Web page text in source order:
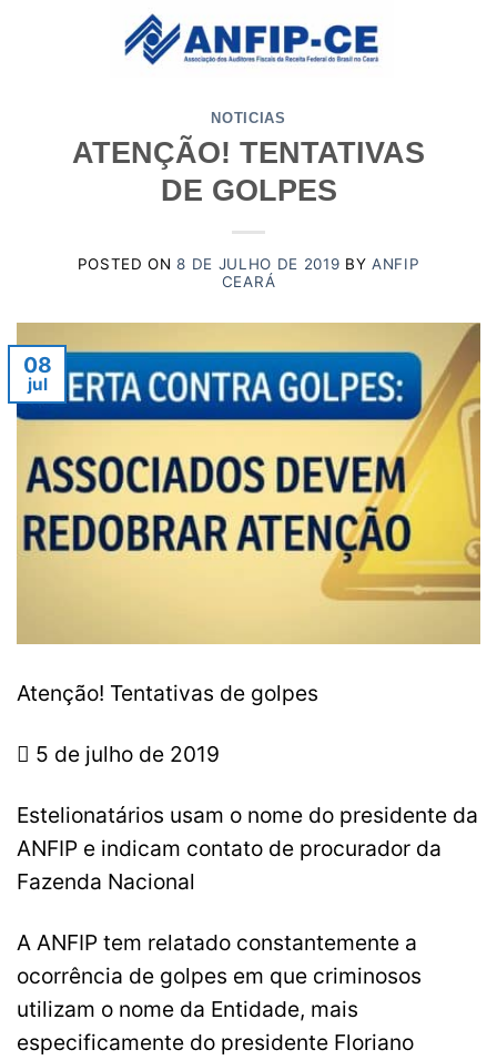
NOTICIAS
ATENÇÃO! TENTATIVAS
DE GOLPES
POSTED ON8 DE JULHO DE 2019 BYANFIP
CEARÁ
08
jul
Atenção! Tentativas de golpes
 5 de julho de 2019
Estelionatários usam o nome do presidente da
ANFIP e indicam contato de procurador da
Fazenda Nacional
A ANFIP tem relatado constantemente a
ocorrência de golpes em que criminosos
utilizam o nome da Entidade, mais
especificamente do presidente Floriano